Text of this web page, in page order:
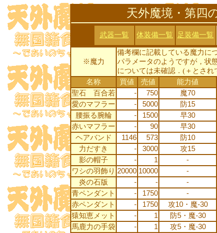
天外魔境・第四
武器一覧 体装備一覧 足装備一覧
※魔力
備考欄に記載している魔力に
パラメータのようですが，状
については未確認．(＋とさ
名称
買値 売値
能力値
聖石 百合若
- 750
魔70
愛のマフラー
- 5000
防15
腰振る腕輪
- 1500
早30
赤いマフラー
- 90
早30
ヘアバンド
1146 573
防10
力だすき
- 3000
攻15
影の帽子
- 1
-
ワシの羽飾り 20000 10000
-
炎の石版
- -
-
青ペンダント
- 1750
-
赤ペンダント
- 1750
攻10・魔‐30
猿知恵メット
- 1
防5・魔-30
馬鹿力の手袋
- 1
攻5・魔-30